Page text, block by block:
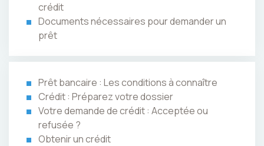
crédit
Documents nécessaires pour demander un
prêt
Prêt bancaire : Les conditions à connaître
Crédit : Préparez votre dossier
Votre demande de crédit : Acceptée ou
refusée ?
Obtenir un crédit